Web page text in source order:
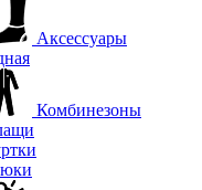
Аксессуары
Комбинезоны